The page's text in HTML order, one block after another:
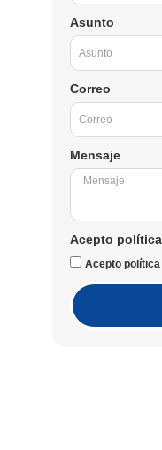
Asunto
Correo
Mensaje
Acepto política
Acepto